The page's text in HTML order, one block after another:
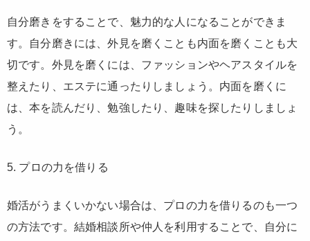
自分磨きをすることで、魅力的な人になることができま
す。自分磨きには、外見を磨くことも内面を磨くことも大
切です。外見を磨くには、ファッションやヘアスタイルを
整えたり、エステに通ったりしましょう。内面を磨くに
は、本を読んだり、勉強したり、趣味を探したりしましょ
う。
5. プロの力を借りる
婚活がうまくいかない場合は、プロの力を借りるのも一つ
の方法です。結婚相談所や仲人を利用することで、自分に